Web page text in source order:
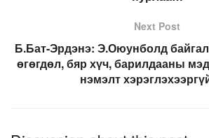
Next Post
Б.Бат-Эрдэнэ: Э.Оюунболд
өгөгдөл, бяр хүч, барилдааны
нэмэлт